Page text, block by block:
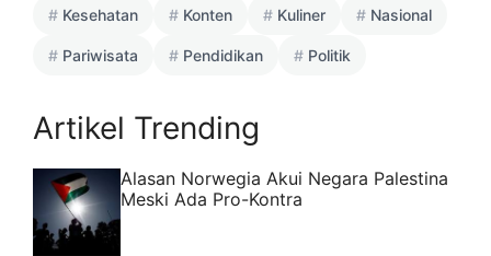
Kesehatan Konten Kuliner Nasional
Pariwisata Pendidikan Politik
Artikel Trending
Alasan Norwegia Akui Negara Palestina
Meski Ada Pro-Kontra